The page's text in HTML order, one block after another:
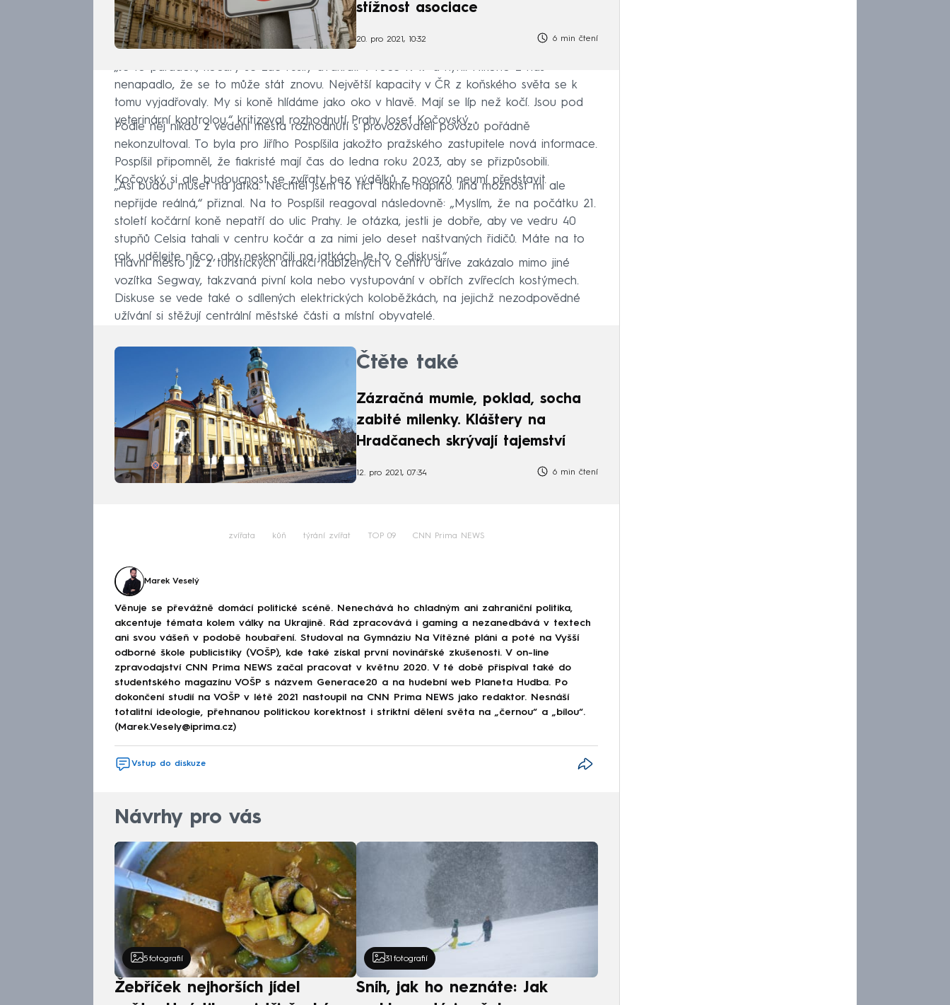
stížnost asociace
20. pro 2021, 10:32 6 min čtení
„Je to paradox, kočáry se zde rušily dvakrát. V roce 1949 a nyní. Nikoho z nás
nenapadlo, že se to může stát znovu. Největší kapacity v ČR z koňského světa se k
tomu vyjadřovaly. My si koně hlídáme jako oko v hlavě. Mají se líp než kočí. Jsou pod
veterinární kontrolou,“ kritizoval rozhodnutí Prahy Josef Kočovský.
Podle něj nikdo z vedení města rozhodnutí s provozovateli povozů pořádně
nekonzultoval. To byla pro Jiřího Pospíšila jakožto pražského zastupitele nová informace.
Pospíšil připomněl, že fiakristé mají čas do ledna roku 2023, aby se přizpůsobili.
Kočovský si ale budoucnost se zvířaty bez výdělků z povozů neumí představit.
„Asi budou muset na jatka. Nechtěl jsem to říct takhle naplno. Jiná možnost mi ale
nepřijde reálná,“ přiznal. Na to Pospíšil reagoval následovně: „Myslím, že na počátku 21.
století kočární koně nepatří do ulic Prahy. Je otázka, jestli je dobře, aby ve vedru 40
stupňů Celsia tahali v centru kočár a za nimi jelo deset naštvaných řidičů. Máte na to
rok, udělejte něco, aby neskončili na jatkách. Je to o diskusi.“
Hlavní město již z turistických atrakcí nabízených v centru dříve zakázalo mimo jiné
vozítka Segway, takzvaná pivní kola nebo vystupování v obřích zvířecích kostýmech.
Diskuse se vede také o sdílených elektrických koloběžkách, na jejichž nezodpovědné
užívání si stěžují centrální městské části a místní obyvatelé.
Čtěte také
Zázračná mumie, poklad, socha
zabité milenky. Kláštery na
Hradčanech skrývají tajemství
12. pro 2021, 07:34 6 min čtení
zvířata kůň týrání zvířat TOP 09 CNN Prima NEWS
Marek Veselý
Věnuje se převážně domácí politické scéně. Nenechává ho chladným ani zahraniční politika,
akcentuje témata kolem války na Ukrajině. Rád zpracovává i gaming a nezanedbává v textech
ani svou vášeň v podobě houbaření. Studoval na Gymnáziu Na Vítězné pláni a poté na Vyšší
odborné škole publicistiky (VOŠP), kde také získal první novinářské zkušenosti. V on-line
zpravodajství CNN Prima NEWS začal pracovat v květnu 2020. V té době přispíval také do
studentského magazínu VOŠP s názvem Generace20 a na hudební web Planeta Hudba. Po
dokončení studií na VOŠP v létě 2021 nastoupil na CNN Prima NEWS jako redaktor. Nesnáší
totalitní ideologie, přehnanou politickou korektnost i striktní dělení světa na „černou“ a „bílou“.
(Marek.Vesely@iprima.cz)
Vstup do diskuze
Návrhy pro vás
5 fotografií
Žebříček nejhorších jídel
31 fotografií
Sníh, jak ho neznáte: Jak